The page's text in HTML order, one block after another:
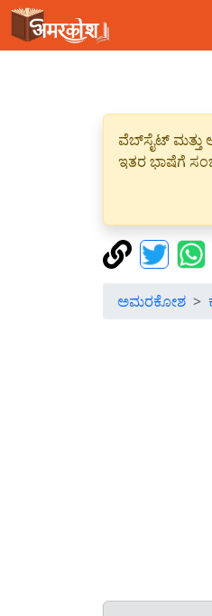
ವೆಬ್‌ಸೈಟ್ ಮತ್ತು
ಇತರ ಭಾಷೆಗೆ
ಅಮರಕೋಶ